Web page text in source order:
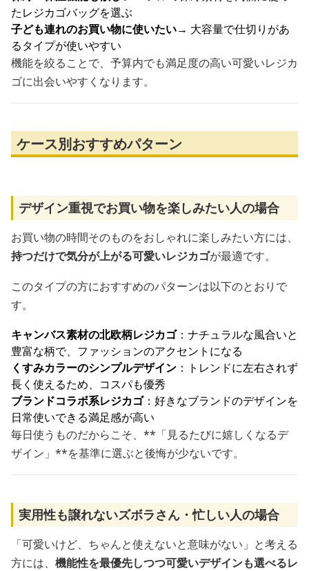
たレジカゴバッグを選ぶ
子ども連れのお買い物に使いたい→ 大容量で仕切りがあ
るタイプが使いやすい
機能を絞ることで、予算内でも満足度の高い可愛いレジカ
ゴに出会いやすくなります。
ケース別おすすめパターン
デザイン重視でお買い物を楽しみたい人の場合
お買い物の時間そのものをおしゃれに楽しみたい方には、
持つだけで気分が上がる可愛いレジカゴが最適です。
このタイプの方におすすめのパターンは以下のとおりで
す。
キャンバス素材の北欧柄レジカゴ：ナチュラルな風合いと
豊富な柄で、ファッションのアクセントになる
くすみカラーのシンプルデザイン ：トレンドに左右されず
長く使えるため、コスパも優秀
ブランドコラボ系レジカゴ：好きなブランドのデザインを
日常使いできる満足感が高い
毎日使うものだからこそ、**「見るたびに嬉しくなるデ
ザイン」**を基準に選ぶと後悔が少ないです。
実用性も譲れないズボラさん・忙しい人の場合
「可愛いけど、ちゃんと使えないと意味がない」と考える
方には、 機能性を最優先しつつ可愛いデザインも選べるレ